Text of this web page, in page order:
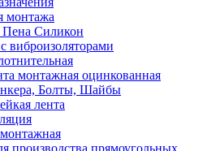
монтажа
Пена Силикон
виброизоляторами
монтажная оцинкованная
Болты, Шайбы
лента
производства прямоугольных